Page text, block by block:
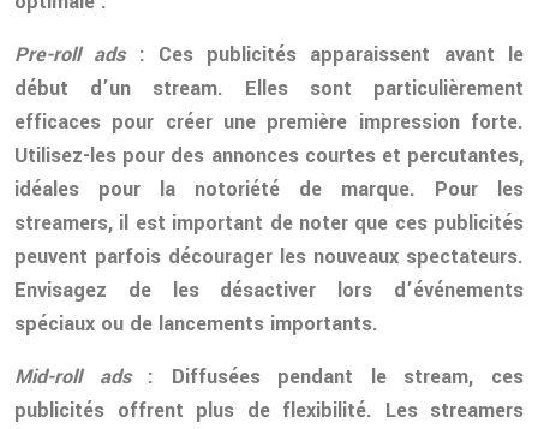
Pre-roll ads: Ces publicités apparaissent avant le
début d’un stream. Elles sont particulièrement
efficaces pour créer une première impression forte.
Utilisez-les pour des annonces courtes et percutantes,
idéales pour la notoriété de marque. Pour les
streamers, il est important de noter que ces publicités
peuvent parfois décourager les nouveaux spectateurs.
Envisagez de les désactiver lors d’événements
spéciaux ou de lancements importants.
Mid-roll ads: Diffusées pendant le stream, ces
publicités offrent plus de flexibilité. Les streamers